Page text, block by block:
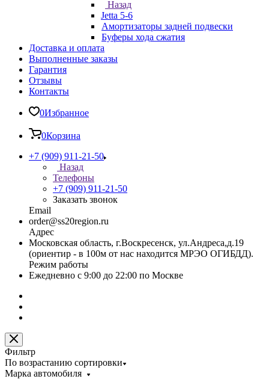
Назад
Jetta 5-6
Амортизаторы задней подвески
Буферы хода сжатия
Доставка и оплата
Выполненные заказы
Гарантия
Отзывы
Контакты
0Избранное
0Корзина
+7 (909) 911-21-50
Назад
Телефоны
+7 (909) 911-21-50
Заказать звонок
Email
order@ss20region.ru
Адрес
Московская область, г.Воскресенск, ул.Андреса,д.19
(ориентир - в 100м от нас находится МРЭО ОГИБДД).
Режим работы
Ежедневно с 9:00 до 22:00 по Москве
Фильтр
По возрастанию сортировки
Марка автомобиля